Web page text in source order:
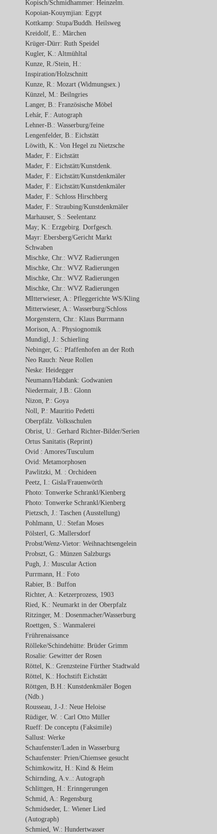
Kopisch/Schmidhammer: Heinzelm.
Kopoian-Kouymjian: Egypt
Kottkamp: Stupa/Buddh. Heilsweg
Kreidolf, E.: Märchen
Krüger-Dürr: Ruth Speidel
Kugler, K.: Altmühltal
Kunze, R./Stein, H.:
Inspiration/Holzschnitt
Kunze, R.: Mozart (Widmungsex.)
Künzel, M.: Beilngries
Langer, B.: Französische Möbel
Lehár, F.: Autograph
Lehner-B.: Wasserburg/feine
Lengenfelder, B.: Eichstätt
Löwith, K.: Von Hegel zu Nietzsche
Mader, F.: Eichstätt
Mader, F.: Eichstätt/Kunstdenk.
Mader, F.: Eichstätt/Kunstdenkmäler
Mader, F.: Eichstätt/Kunstdenkmäler
Mader, F.: Schloss Hirschberg
Mader, F.: Straubing/Kunstdenkmäler
Marhauser, S.: Seelentanz
May; K.: Erzgebirg. Dorfgesch.
Mayr: Ebersberg/Gericht Markt
Schwaben
Mischke, Chr.: WVZ Radierungen
Mischke, Chr.: WVZ Radierungen
Mischke, Chr.: WVZ Radierungen
Mischke, Chr.: WVZ Radierungen
MItterwieser, A.: Pfleggerichte WS/Kling
Mitterwieser, A.: Wasserburg/Schloss
Morgenstern, Chr.: Klaus Burrmann
Morison, A.: Physiognomik
Mundigl, J.: Schierling
Nebinger, G.: Pfaffenhofen an der Roth
Neo Rauch: Neue Rollen
Neske: Heidegger
Neumann/Habdank: Godwanien
Niedermair, J.B.: Glonn
Nizon, P.: Goya
Noll, P.: Mauritio Pedetti
Oberpfälz. Volksschulen
Obrist, U.: Gerhard Richter-Bilder/Serien
Ortus Sanitatis (Reprint)
Ovid : Amores/Tusculum
Ovid: Metamorphosen
Pawlitzki, M. : Orchideen
Peetz, I.: Gisla/Frauenwörth
Photo: Tonwerke Schrankl/Kienberg
Photo: Tonwerke Schrankl/Kienberg
Pietzsch, J.: Taschen (Ausstellung)
Pohlmann, U.: Stefan Moses
Pölsterl, G.:Mallersdorf
Probst/Wenz-Vietor: Weihnachtsengelein
Probszt, G.: Münzen Salzburgs
Pugh, J.: Muscular Action
Purrmann, H.: Foto
Rabier, B.: Buffon
Richter, A.: Ketzerprozess, 1903
Ried, K.: Neumarkt in der Oberpfalz
Ritzinger, M.: Dosenmacher/Wasserburg
Roettgen, S.: Wanmalerei
Frührenaissance
Rölleke/Schindehütte: Brüder Grimm
Rosalie: Gewitter der Rosen
Röttel, K.: Grenzsteine Fürther Stadtwald
Röttel, K.: Hochstift Eichstätt
Röttgen, B.H.: Kunstdenkmäler Bogen
(Ndb.)
Rousseau, J.-J.: Neue Heloise
Rüdiger, W. : Carl Otto Müller
Rueff: De conceptu (Faksimile)
Sallust: Werke
Schaufenster/Laden in Wasserburg
Schaufenster: Prien/Chiemsee gesucht
Schimkowitz, H.: Kind & Heim
Schirnding, A.v..: Autograph
Schlittgen, H.: Erinngerungen
Schmid, A.: Regensburg
Schmidseder, L: Wiener Lied
(Autograph)
Schmied, W.: Hundertwasser